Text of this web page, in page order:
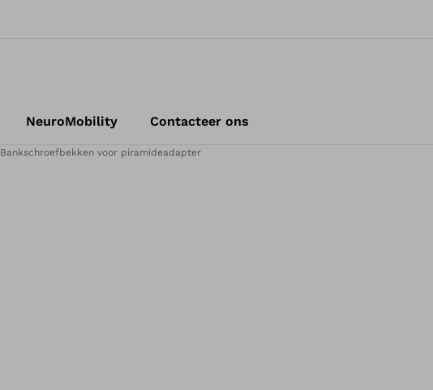
NeuroMobility Contacteer ons
Bankschroefbekken voor piramideadapter